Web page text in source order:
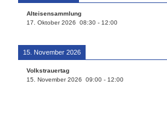
Alteisensammlung
17. Oktober 2026
08:30 - 12:00
15. November 2026
Volkstrauertag
15. November 2026
09:00 - 12:00